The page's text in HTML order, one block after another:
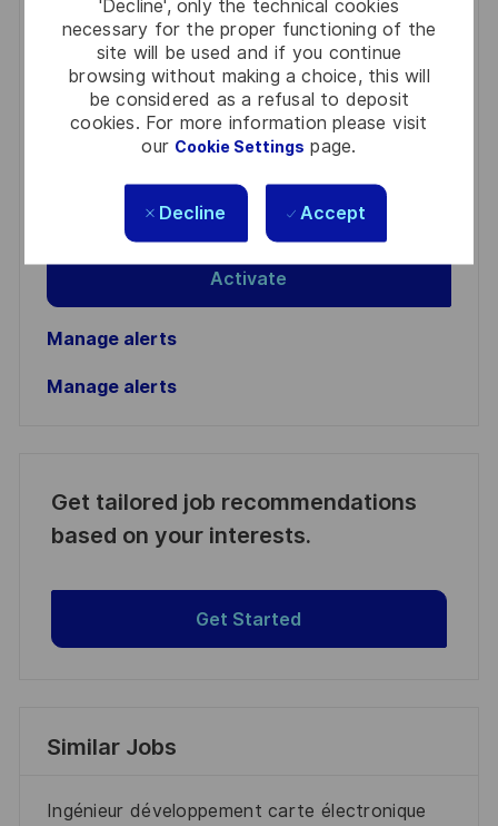
'Decline', only the technical cookies
necessary for the proper functioning of the
site will be used and if you continue
browsing without making a choice, this will
be considered as a refusal to deposit
cookies. For more information please visit
our Cookie Settings page.
Decline Accept
Get notified for similar jobs
You'll receive updates once a week
Enter
Review and agree to the terms of processing
personal information
Activate
Manage alerts
Manage alerts
Get tailored job recommendations
based on your interests.
Get Started
Similar Jobs
Ingénieur développement carte électronique